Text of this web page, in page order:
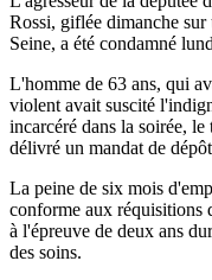
Rossi, giflée dimanche
Seine, a été condamné
L'homme de 63 ans, qui
violent avait suscité
incarcéré dans la soirée,
délivré un mandat de
La peine de six mois
conforme aux réquisitions
à l'épreuve de deux ans
des soins.